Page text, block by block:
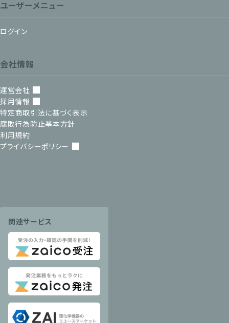
ユーザーメニュー
ログイン
会社情報
運営会社
採用情報
特定商取引法に基づく表示
腐敗行為防止基本方針
利用規約
プライバシーポリシー
関連サービス